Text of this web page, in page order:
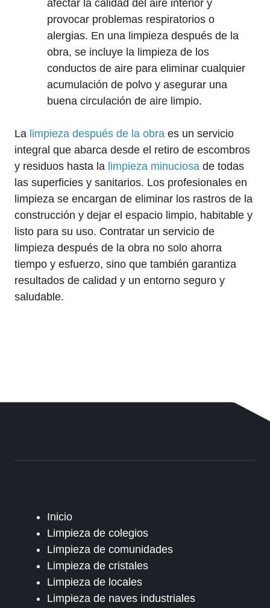
afectar la calidad del aire interior y
provocar problemas respiratorios o
alergias. En una limpieza después de la
obra, se incluye la limpieza de los
conductos de aire para eliminar cualquier
acumulación de polvo y asegurar una
buena circulación de aire limpio.
La limpieza después de la obra es un servicio
integral que abarca desde el retiro de escombros
y residuos hasta la limpieza minuciosa de todas
las superficies y sanitarios. Los profesionales en
limpieza se encargan de eliminar los rastros de la
construcción y dejar el espacio limpio, habitable y
listo para su uso. Contratar un servicio de
limpieza después de la obra no solo ahorra
tiempo y esfuerzo, sino que también garantiza
resultados de calidad y un entorno seguro y
saludable.
Inicio
Limpieza de colegios
Limpieza de comunidades
Limpieza de cristales
Limpieza de locales
Limpieza de naves industriales